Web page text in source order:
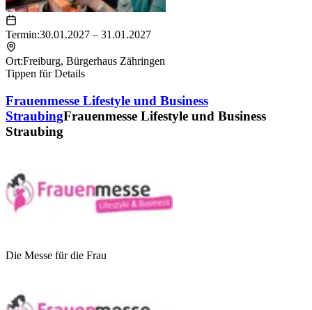
Termin:30.01.2027 – 31.01.2027
Ort:Freiburg, Bürgerhaus Zähringen
Tippen für Details
Frauenmesse Lifestyle und Business
StraubingFrauenmesse Lifestyle und Business
Straubing
Die Messe für die Frau